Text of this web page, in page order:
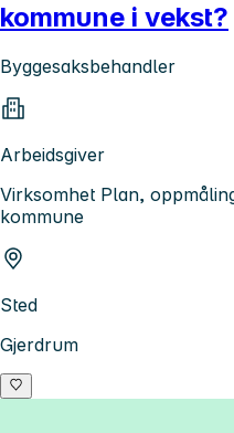
kommune i vekst?
Byggesaksbehandler
Arbeidsgiver
Virksomhet Plan,
kommune
Sted
Gjerdrum